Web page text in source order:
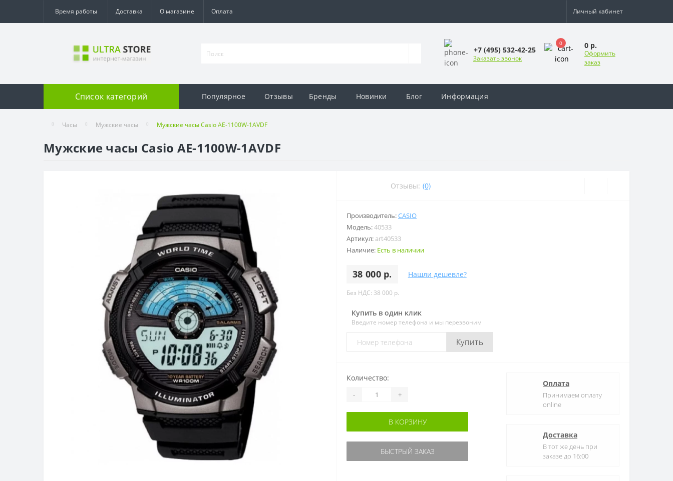
Время работы Доставка О магазине Оплата Личный кабинет
+7 (495) 532-42-25
Заказать звонок
0 0 р.
Оформить
заказ
Список категорий Популярное Отзывы Бренды Новинки Блог Информация
Часы Мужские часы Мужские часы Casio AE-1100W-1AVDF
Мужские часы Casio AE-1100W-1AVDF
Отзывы: (0)
Производитель:CASIO
Модель:40533
Артикул: art40533
Наличие: Есть в наличии
38 000 р. Нашли дешевле?
Без НДС: 38 000 р.
Купить в один клик
Введите номер телефона и мы перезвоним
Купить
Количество:
- +
В КОРЗИНУ
БЫСТРЫЙ ЗАКАЗ
Оплата
Принимаем оплату
online
Доставка
В тот же день при
заказе до 16:00